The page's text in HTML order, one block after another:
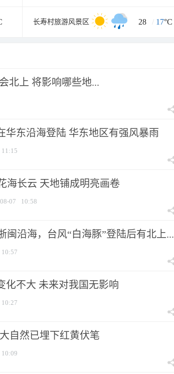
长寿村旅游风景区 28 / 17°C
北上 将影响哪些地...
华东沿海登陆 华东地区有强风暴雨
11:15
海长云 天地铺成明亮画卷
07 10:58
闽沿海，台风“白海豚”登陆后有北上...
10:57
化不大 未来对我国无影响
10:27
自然已埋下红黄伏笔
10:09